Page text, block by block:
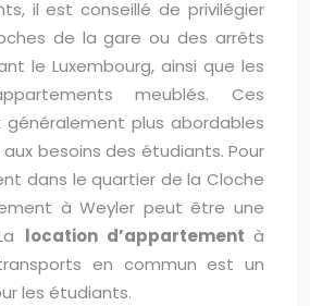
il est conseillé de privilégier
de la gare ou des arrêts
le Luxembourg, ainsi que les
meublés. Ces
plus abordables
besoins des étudiants. Pour
dans le quartier de la Cloche
à Weyler peut être une
location d’appartementà
en commun est un
les étudiants.